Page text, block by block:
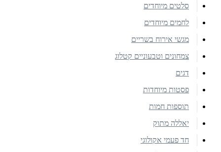
סלטים מיוחדים
לחמים מיוחדים
מגשי אירוח בשריים
צמחונים וטבעוניים קטלוג
דגים
פסטות מיוחדות
תוספות חמות
יאללה מתוק
חד פעמי אקולוגי